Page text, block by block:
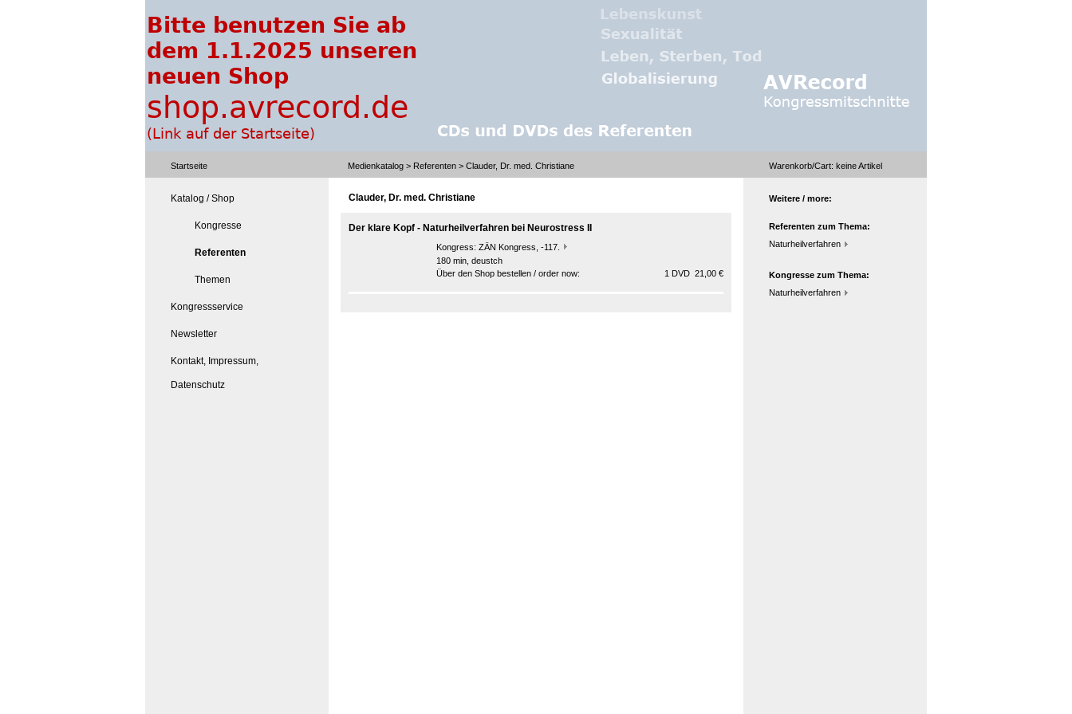
Startseite Medienkatalog > Referenten > Clauder, Dr. med. Christiane Warenkorb/Cart: keineArtikel
Katalog / Shop
Kongresse
Referenten
Themen
Kongressservice
Newsletter
Kontakt, Impressum,
Datenschutz
Clauder, Dr. med. Christiane
Der klare Kopf - Naturheilverfahren bei Neurostress II
Kongress: ZÄN Kongress, -117.
180 min, deustch
Über den Shop bestellen / order now:
1 DVD 21,00 €
Weitere / more:
Referenten zum Thema:
Naturheilverfahren
Kongresse zum Thema:
Naturheilverfahren